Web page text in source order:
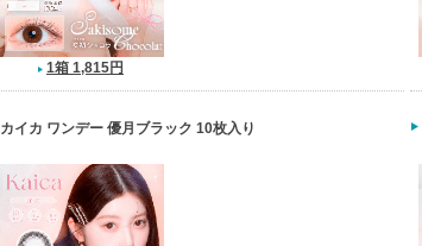
1箱 1,815円
カイカ ワンデー 優月ブラック 10枚入り